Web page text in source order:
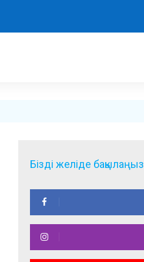
Бізді желіде бақылаңыз